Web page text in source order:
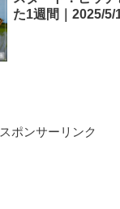
た1週間｜2025/5/
スポンサーリンク